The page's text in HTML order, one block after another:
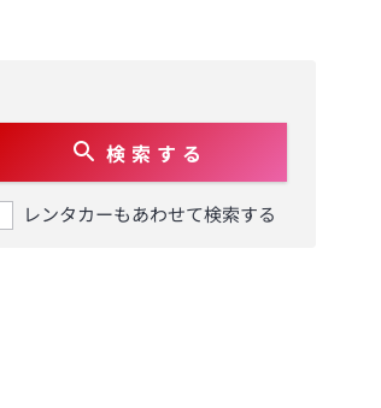
検 索 す る
レンタカーもあわせて検索する